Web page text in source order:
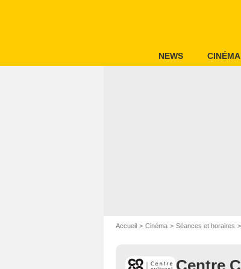
NEWS CINÉMA
Accueil Cinéma Séances et horaires
Centre